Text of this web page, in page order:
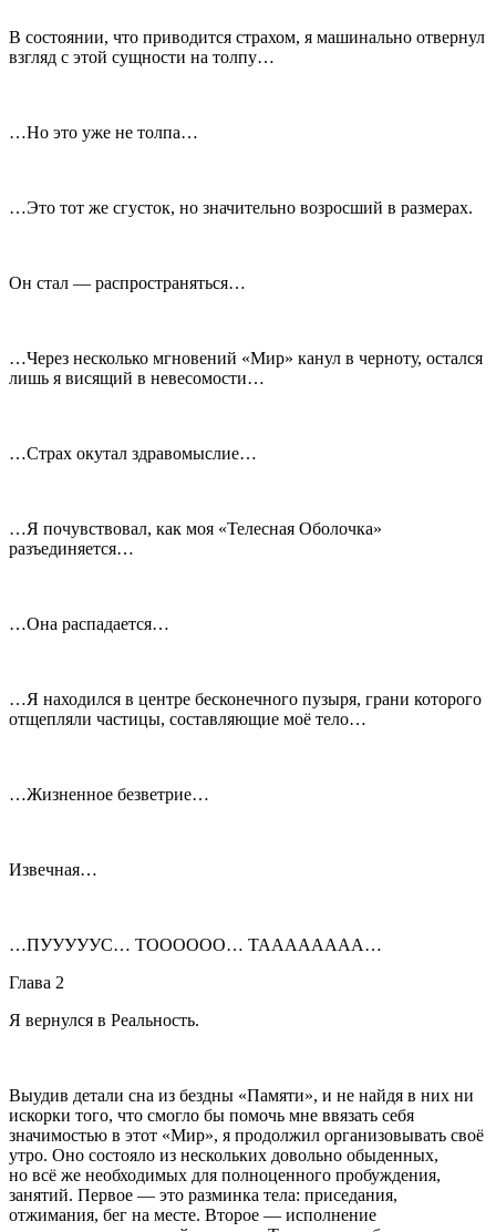
В состоянии, что приводится страхом, я машинально отвернул
взгляд с этой сущности на толпу…
…Но это уже не толпа…
…Это тот же сгусток, но значительно возросший в размерах.
Он стал — распространяться…
…Через несколько мгновений «Мир» канул в черноту, остался
лишь я висящий в невесомости…
…Страх окутал здравомыслие…
…Я почувствовал, как моя «Телесная Оболочка»
разъединяется…
…Она распадается…
…Я находился в центре бесконечного пузыря, грани которого
отщепляли частицы, составляющие моё тело…
…Жизненное безветрие…
Извечная…
…ПУУУУУС… ТОООООО… ТАААААААА…
Глава 2
Я вернулся в Реальность.
Выудив детали сна из бездны «Памяти», и не найдя в них ни
искорки того, что смогло бы помочь мне ввязать себя
значимостью в этот «Мир», я продолжил организовывать своё
утро. Оно состояло из нескольких довольно обыденных,
но всё же необходимых для полноценного пробуждения,
занятий. Первое — это разминка тела: приседания,
отжимания, бег на месте. Второе — исполнение